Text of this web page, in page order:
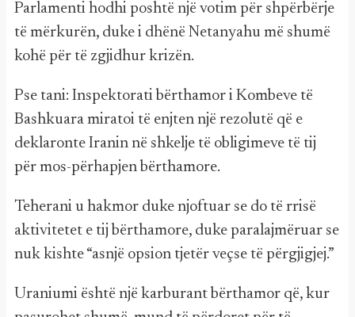
Parlamenti hodhi poshtë një votim për shpërbërje
të mërkurën, duke i dhënë Netanyahu më shumë
kohë për të zgjidhur krizën.
Pse tani: Inspektorati bërthamor i Kombeve të
Bashkuara miratoi të enjten një rezolutë që e
deklaronte Iranin në shkelje të obligimeve të tij
për mos-përhapjen bërthamore.
Teherani u hakmor duke njoftuar se do të rrisë
aktivitetet e tij bërthamore, duke paralajmëruar se
nuk kishte “asnjë opsion tjetër veçse të përgjigjej.”
Uraniumi është një karburant bërthamor që, kur